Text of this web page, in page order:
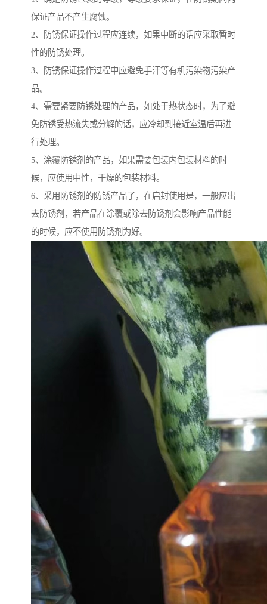
保证产品不产生腐蚀。
2、防锈保证操作过程应连续，如果中断的话应采取暂时
性的防锈处理。
3、防锈保证操作过程中应避免手汗等有机污染物污染产
品。
4、需要紧要防锈处理的产品，如处于热状态时，为了避
免防锈受热流失或分解的话，应冷却到接近室温后再进
行处理。
5、涂覆防锈剂的产品，如果需要包装内包装材料的时
候，应使用中性，干燥的包装材料。
6、采用防锈剂的防锈产品了，在启封使用是，一般应出
去防锈剂，若产品在涂覆或除去防锈剂会影响产品性能
的时候，应不使用防锈剂为好。